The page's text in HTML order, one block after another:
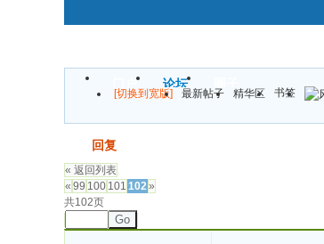
门户 论坛
[切换到宽版] 最新帖子 精华区
书签
回复
« 返回列表
« 99 100 101 102»
共102页
Go